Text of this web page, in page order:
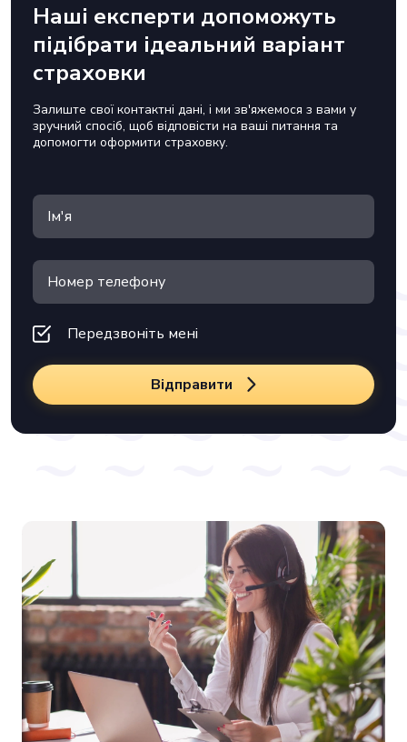
Наші експерти допоможуть
підібрати ідеальний варіант
страховки
Залиште свої контактні дані, і ми зв'яжемося з вами у
зручний спосіб, щоб відповісти на ваші питання та
допомогти оформити страховку.
Передзвоніть мені
Відправити